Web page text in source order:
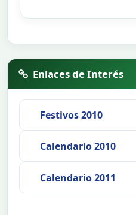
Enlaces de Interés
Festivos 2010
Calendario 2010
Calendario 2011